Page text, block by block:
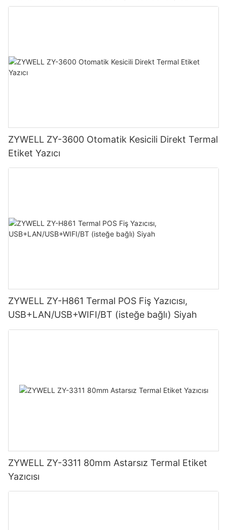
ZYWELL ZY-3600 Otomatik Kesicili Direkt Termal
Etiket Yazıcı
ZYWELL ZY-H861 Termal POS Fiş Yazıcısı,
USB+LAN/USB+WIFI/BT (isteğe bağlı) Siyah
ZYWELL ZY-3311 80mm Astarsız Termal Etiket
Yazıcısı